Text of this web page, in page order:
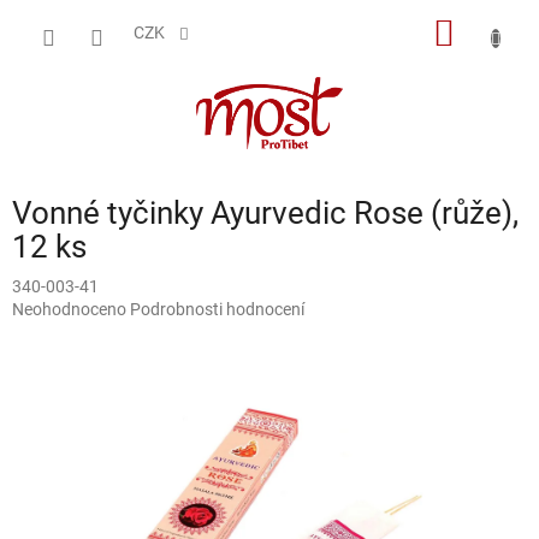
CZK
Vonné tyčinky Ayurvedic Rose (růže),
12 ks
340-003-41
Průměrné
Neohodnoceno Podrobnosti hodnocení